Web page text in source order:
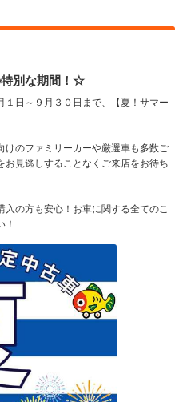
別な期間！☆
日～９月３０日まで、【夏！サマー
のファミリーカーや厳選車も多数ご
お見逃しすることなくご来店をお待ち
の方も安心！お車に関する全てのこ
！